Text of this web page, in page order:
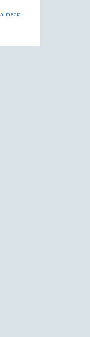
media